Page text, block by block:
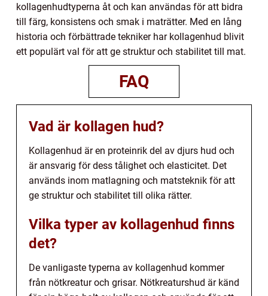
kollagenhudtyperna åt och kan användas för att bidra
till färg, konsistens och smak i maträtter. Med en lång
historia och förbättrade tekniker har kollagenhud blivit
ett populärt val för att ge struktur och stabilitet till mat.
FAQ
Vad är kollagen hud?
Kollagenhud är en proteinrik del av djurs hud och
är ansvarig för dess tålighet och elasticitet. Det
används inom matlagning och matsteknik för att
ge struktur och stabilitet till olika rätter.
Vilka typer av kollagenhud finns
det?
De vanligaste typerna av kollagenhud kommer
från nötkreatur och grisar. Nötkreaturshud är känd